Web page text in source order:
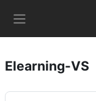
Elearning-VS